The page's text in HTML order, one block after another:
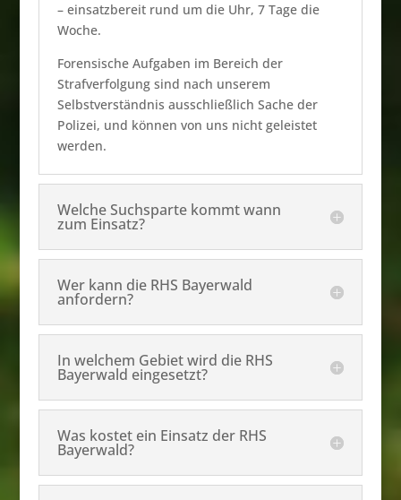
– einsatzbereit rund um die Uhr, 7 Tage die
Woche.
Forensische Aufgaben im Bereich der
Strafverfolgung sind nach unserem
Selbstverständnis ausschließlich Sache der
Polizei, und können von uns nicht geleistet
werden.
Welche Suchsparte kommt wann
zum Einsatz?
Wer kann die RHS Bayerwald
anfordern?
In welchem Gebiet wird die RHS
Bayerwald eingesetzt?
Was kostet ein Einsatz der RHS
Bayerwald?